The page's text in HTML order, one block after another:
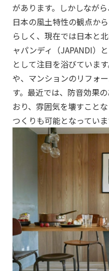
があります。しかしなが
日本の風土特性の観点か
らしく、現在では日本と
ャパンディ（JAPANDI）
として注目を浴びていま
や、マンションのリフォ
す。最近では、防音効果
おり、雰囲気を壊すこと
つくりも可能となっていま